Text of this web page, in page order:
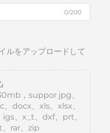
0/200
ルをアップロードして
，suppor jpg、
docx、xls、xlsx、
、x_t、dxf、prt、
rar、zip